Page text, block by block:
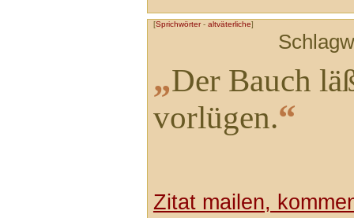
[Sprichwörter- altväterliche]
„Der Bauch
vorlügen.“
Zitat mailen,